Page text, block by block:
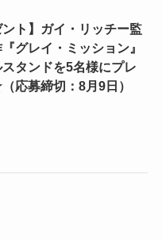
ント】ガイ・リッチー監
グレイ・ミッション』
タンドを5名様にプレ
応募締切：8月9日）